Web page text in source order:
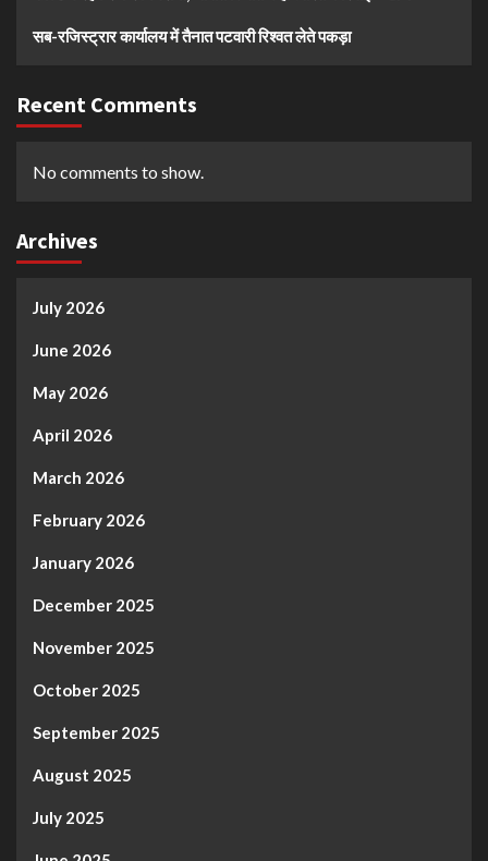
सब-रजिस्ट्रार कार्यालय में तैनात पटवारी रिश्वत लेते पकड़ा
Recent Comments
No comments to show.
Archives
July 2026
June 2026
May 2026
April 2026
March 2026
February 2026
January 2026
December 2025
November 2025
October 2025
September 2025
August 2025
July 2025